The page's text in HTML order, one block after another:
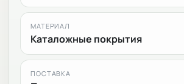
МАТЕРИАЛ
Каталожные покрытия
ПОСТАВКА